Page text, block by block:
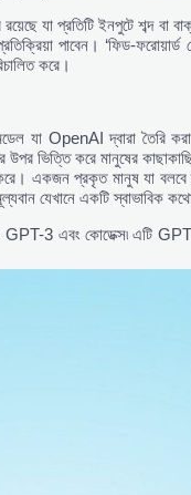
যা প্রতিটি ইনপুটে শব্দ বা
পাবেন। ‘ফিড-ফরোয়ার্ড
করে।
OpenAI দ্বারা তৈরি করা
ভিত্তি করে মানুষের
করে। একজন প্রকৃত মানুষ যা
যেখানে একটি স্বাভাবিক
কোডেক্স৷ এটি GPT-3.5